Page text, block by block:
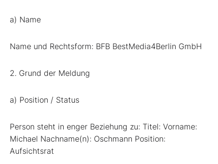
a) Name
Name und Rechtsform: BFB BestMedia4Berlin GmbH
2. Grund der Meldung
a) Position / Status
Person steht in enger Beziehung zu: Titel: Vorname:
Michael Nachname(n): Oschmann Position:
Aufsichtsrat